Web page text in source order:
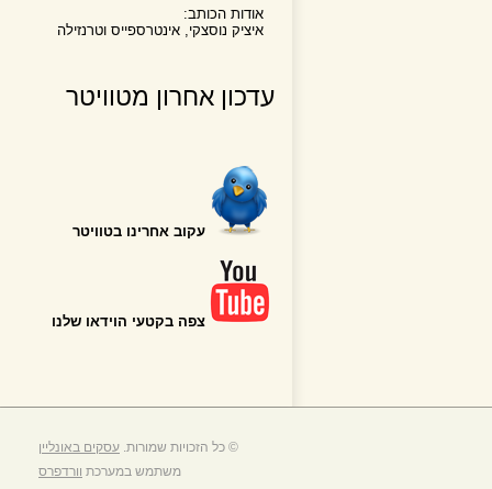
אודות הכותב:
איציק נוסצקי, אינטרספייס וטרנזילה
עדכון אחרון מטוויטר
עקוב אחרינו בטוויטר
צפה בקטעי הוידאו שלנו
© כל הזכויות שמורות.עסקים באונליין
משתמש במערכתוורדפרס